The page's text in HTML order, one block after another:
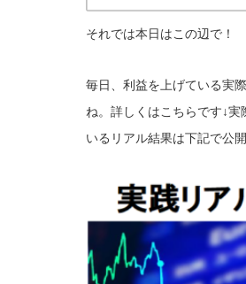
それでは本日はこの辺で！
毎日、利益を上げている実
ね。詳しくはこちらです↓実
いるリアル結果は下記で公